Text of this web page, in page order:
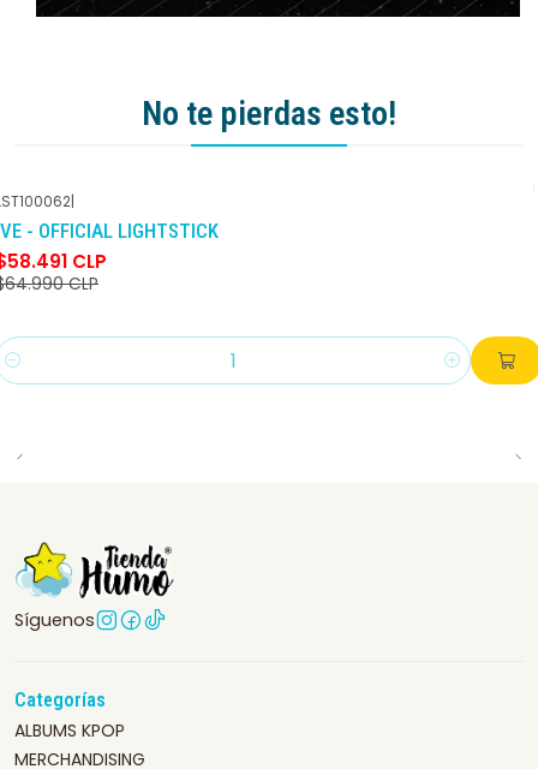
No te pierdas esto!
-10% DCTO
|
- OFFICIAL LIGHTSTICK
CLP
CLP
Síguenos
Categorías
ALBUMS KPOP
MERCHANDISING